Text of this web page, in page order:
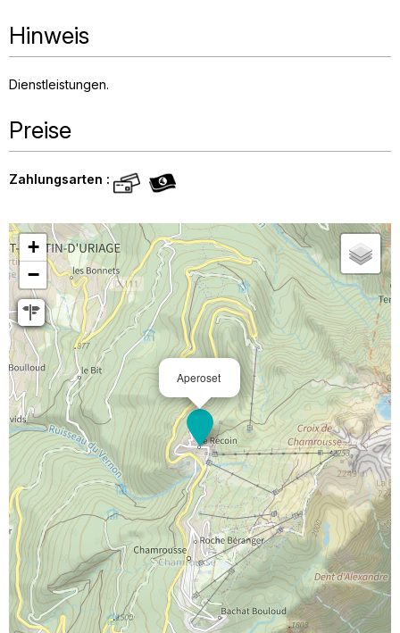
Hinweis
Dienstleistungen
Preise
Zahlungsarten :
Aperoset
+
−